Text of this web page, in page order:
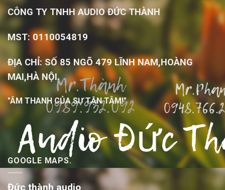
CÔNG TY TNHH AUDIO ĐỨC THÀNH
MST: 0110054819
ĐỊA CHỈ: SỐ 85 NGÕ 479 LĨNH NAM,HOÀNG
MAI,HÀ NỘI.
"ÂM THANH CỦA SỰ TẬN TÂM!"
GOOGLE MAPS.
Đức thành audio